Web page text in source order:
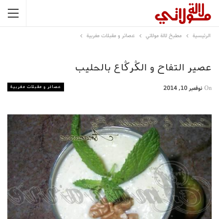
الرئيسية مطبخ لالة مولاتي عصائر و مقبلات مغربية
عصير التفاح و الڭرڭاع بالحليب
عصائر و مقبلات مغربية On نوفمبر 10, 2014